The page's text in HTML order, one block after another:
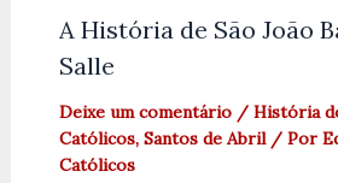
A História de São João
Salle
Deixe um comentário / História
Católicos, Santos de Abril/ Por
Católicos